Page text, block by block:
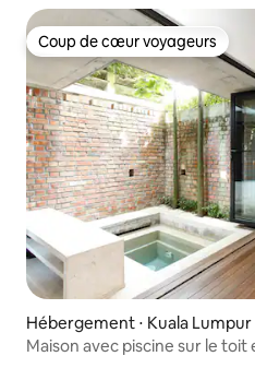
Coup de cœur voyageurs
Coup de cœur voyageurs
Hébergement ⋅ Kuala Lumpur
Maison avec piscine sur le toit